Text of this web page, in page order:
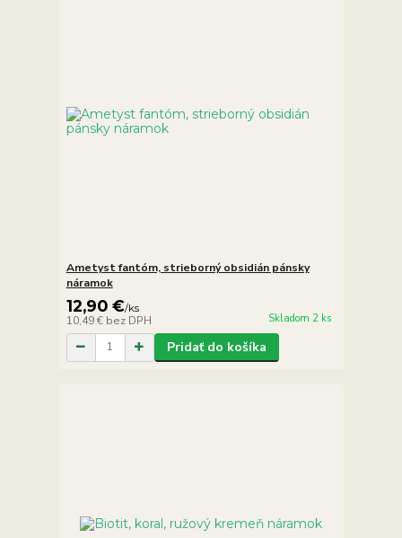
Ametyst fantóm, strieborný obsidián pánsky
náramok
12,90 €/ks
10,49 € bez DPH Skladom 2 ks
Pridať do košíka